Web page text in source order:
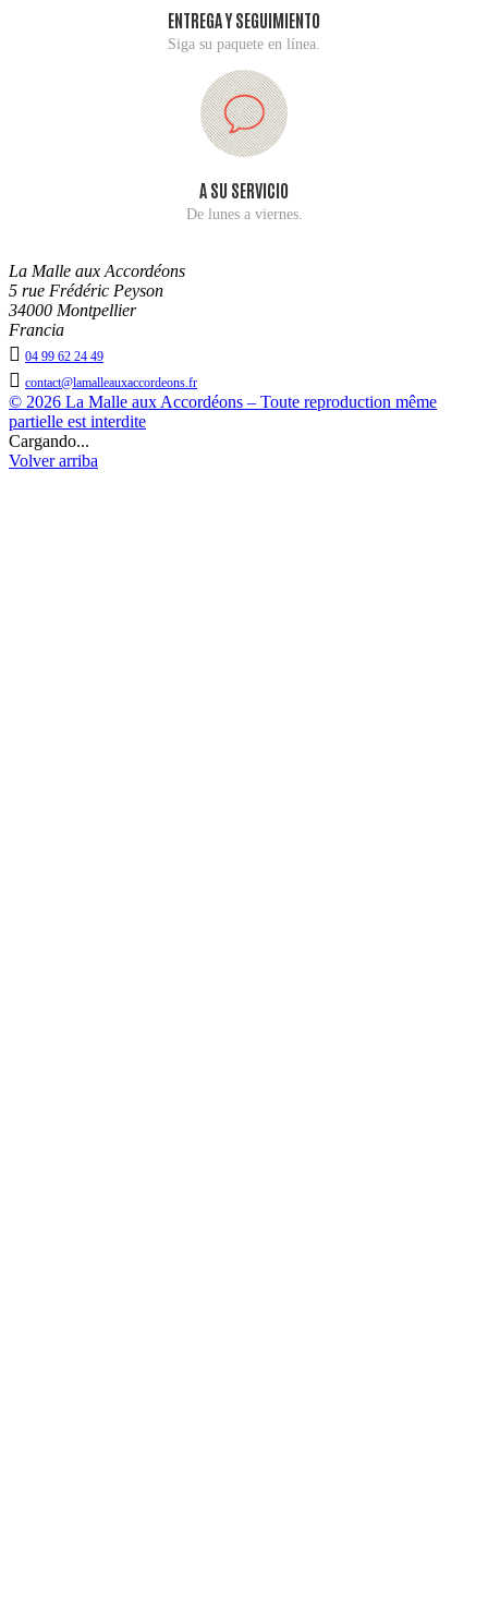
ENTREGA Y SEGUIMIENTO
Siga su paquete en línea.
A SU SERVICIO
De lunes a viernes.
La Malle aux Accordéons
5 rue Frédéric Peyson
34000 Montpellier
Francia
 04 99 62 24 49
 contact@lamalleauxaccordeons.fr
© 2026 La Malle aux Accordéons – Toute reproduction même
partielle est interdite
Cargando...
Volver arriba